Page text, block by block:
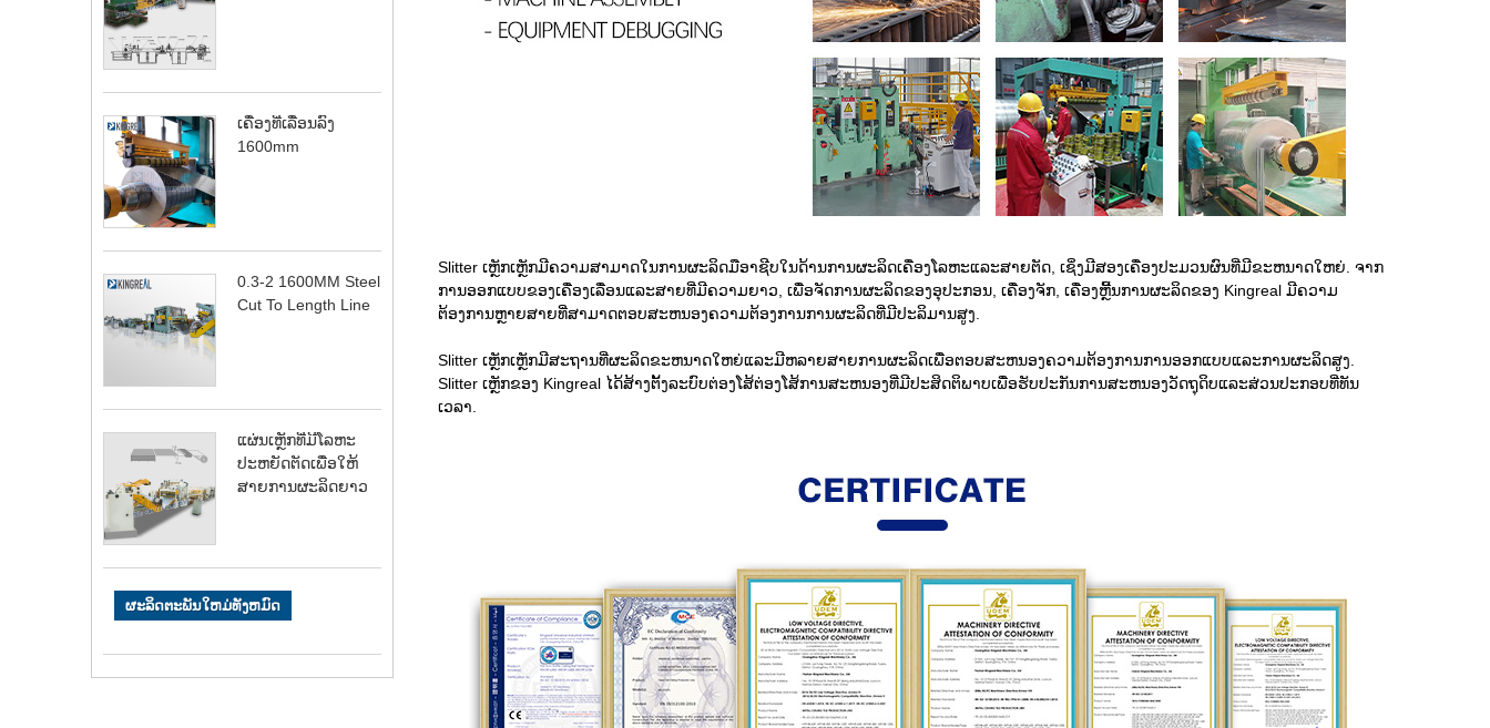
ເຄື່ອງທີ່ເລື່ອນລົງ
1600mm
0.3-2 1600MM Steel
Cut To Length Line
ແຜ່ນເຫຼັກທີ່ມີໂລຫະ
ປະຫຍັດຕັດເພື່ອໃຫ້
ສາຍການຜະລິດຍາວ
ຜະລິດຕະພັນໃຫມ່ທັງຫມົດ
Slitter ເຫຼັກເຫຼັກມີຄວາມສາມາດໃນການຜະລິດມືອາຊີບໃນດ້ານການຜະລິດເຄື່ອງໂລຫະແລະສາຍຕັດ, ເຊິ່ງມີສອງເຄື່ອງປະມວນຜົນທີ່ມີຂະຫນາດໃຫຍ່. ຈາກ
ການອອກແບບຂອງເຄື່ອງເລື່ອນແລະສາຍທີ່ມີຄວາມຍາວ, ເພື່ອຈັດການຜະລິດຂອງອຸປະກອນ, ເຄື່ອງຈັກ, ເຄື່ອງຫຼີ້ນການຜະລິດຂອງ Kingreal ມີຄວາມ
ຕ້ອງການຫຼາຍສາຍທີ່ສາມາດຕອບສະຫນອງຄວາມຕ້ອງການການຜະລິດທີ່ມີປະລິມານສູງ.
Slitter ເຫຼັກເຫຼັກມີສະຖານທີ່ຜະລິດຂະຫນາດໃຫຍ່ແລະມີຫລາຍສາຍການຜະລິດເພື່ອຕອບສະຫນອງຄວາມຕ້ອງການການອອກແບບແລະການຜະລິດສູງ.
Slitter ເຫຼັກຂອງ Kingreal ໄດ້ສ້າງຕັ້ງລະບົບຕ່ອງໂສ້ຕ່ອງໂສ້ການສະຫນອງທີ່ມີປະສິດຕິພາບເພື່ອຮັບປະກັນການສະຫນອງວັດຖຸດິບແລະສ່ວນປະກອບທີ່ທັນ
ເວລາ.